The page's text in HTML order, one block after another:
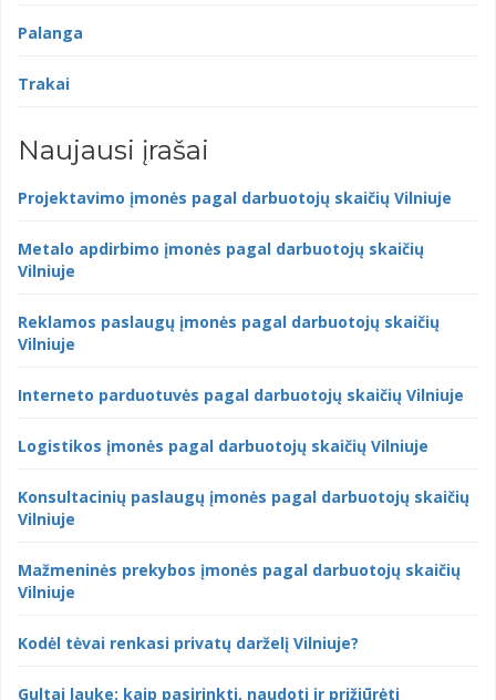
Palanga
Trakai
Naujausi įrašai
Projektavimo įmonės pagal darbuotojų skaičių Vilniuje
Metalo apdirbimo įmonės pagal darbuotojų skaičių
Vilniuje
Reklamos paslaugų įmonės pagal darbuotojų skaičių
Vilniuje
Interneto parduotuvės pagal darbuotojų skaičių Vilniuje
Logistikos įmonės pagal darbuotojų skaičių Vilniuje
Konsultacinių paslaugų įmonės pagal darbuotojų skaičių
Vilniuje
Mažmeninės prekybos įmonės pagal darbuotojų skaičių
Vilniuje
Kodėl tėvai renkasi privatų darželį Vilniuje?
Gultai lauke: kaip pasirinkti, naudoti ir prižiūrėti